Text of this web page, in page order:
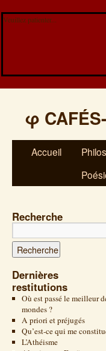
Veuillez patienter...
φ
Accueil
Recherche
Dernières
restitutions
Où est passé le meilleur
mondes ?
A priori et préjugés
Qu’est-ce qui me
L’Athéisme